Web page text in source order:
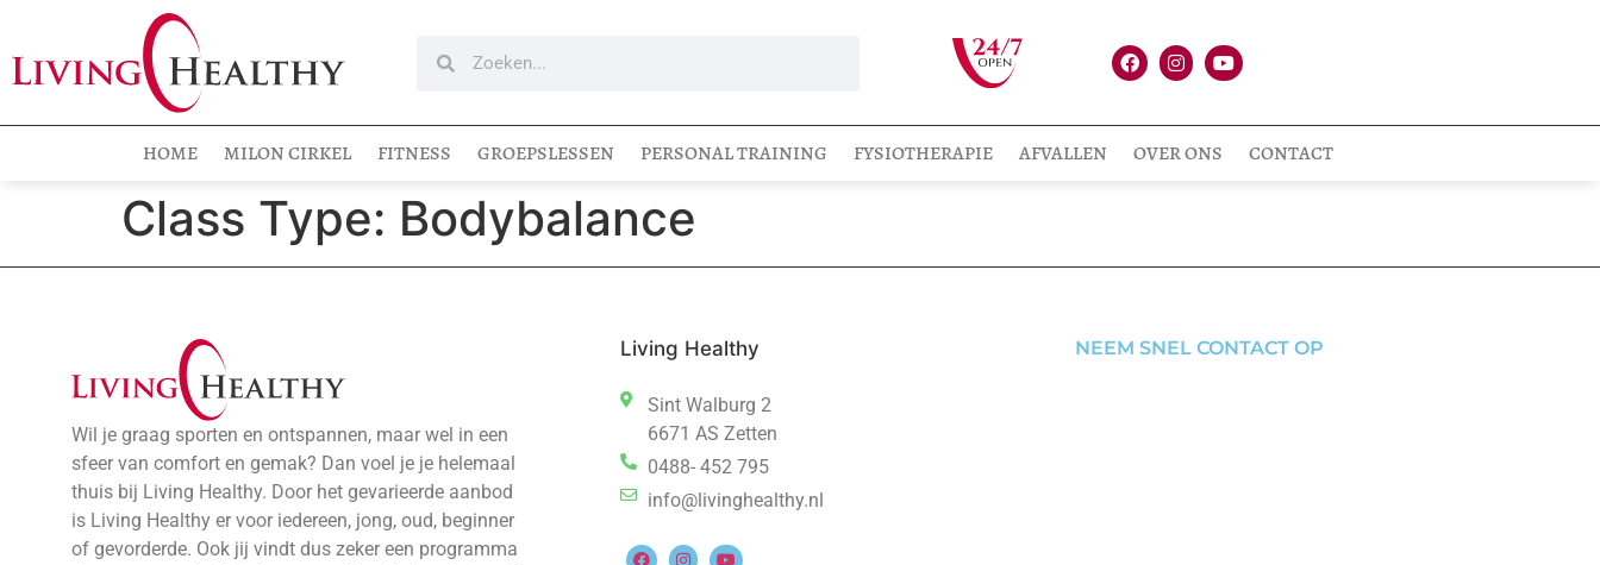
HOME MILON CIRKEL FITNESS GROEPSLESSEN PERSONAL TRAINING FYSIOTHERAPIE AFVALLEN OVER ONS CONTACT
Class Type: Bodybalance
Wil je graag sporten en ontspannen, maar wel in een
sfeer van comfort en gemak? Dan voel je je helemaal
thuis bij Living Healthy. Door het gevarieerde aanbod
is Living Healthy er voor iedereen, jong, oud, beginner
of gevorderde. Ook jij vindt dus zeker een programma
Living Healthy
Sint Walburg 2
6671 AS Zetten
0488- 452 795
info@livinghealthy.nl
NEEM SNEL CONTACT OP